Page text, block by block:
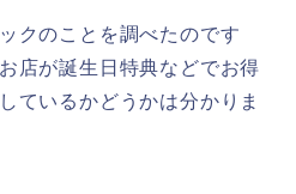
クのことを調べたのです
店が誕生日特典などでお得
ているかどうかは分かりま